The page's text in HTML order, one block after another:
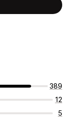
389
12
5